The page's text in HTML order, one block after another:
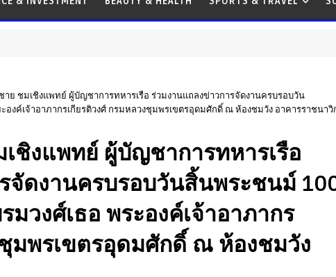
ชาย ชมเชิงแพทย์ ผู้บัญชาการทหารเรือ ร่วมงานแถลงข่าวการจัดงานครบรอบวัน
องค์เจ้าอาภากรเกียรติวงศ์ กรมหลวงชุมพรเขตรอุดมศักดิ์ ณ ห้องชมวัง อาคารราชนาวิ
เชิงแพทย์ ผู้บัญชาการทหารเรือ
จัดงานครบรอบวันสิ้นพระชนม์
มวงศ์เธอ พระองค์เจ้าอาภากร
มพรเขตรอุดมศักดิ์ ณ ห้องชมวัง